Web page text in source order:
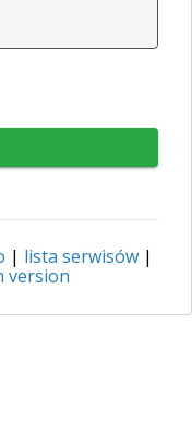
| lista serwisów |
version